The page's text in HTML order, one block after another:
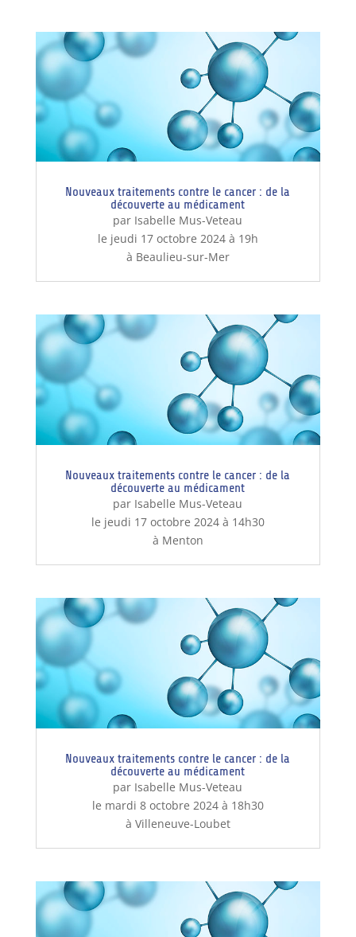
Nouveaux traitements contre le cancer : de la
découverte au médicament
par Isabelle Mus-Veteau
le jeudi 17 octobre 2024 à 19h
à Beaulieu-sur-Mer
Nouveaux traitements contre le cancer : de la
découverte au médicament
par Isabelle Mus-Veteau
le jeudi 17 octobre 2024 à 14h30
à Menton
Nouveaux traitements contre le cancer : de la
découverte au médicament
par Isabelle Mus-Veteau
le mardi 8 octobre 2024 à 18h30
à Villeneuve-Loubet